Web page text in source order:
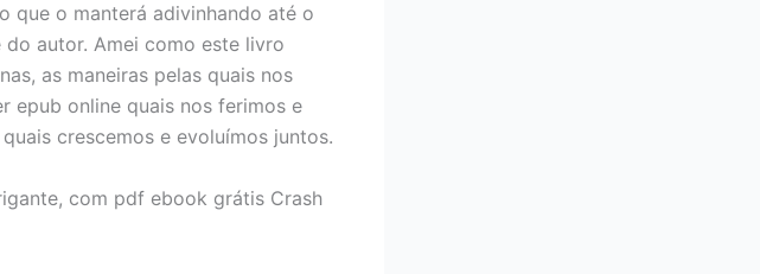
que o manterá adivinhando até o
autor. Amei como este livro
as maneiras pelas quais nos
epub online quais nos ferimos e
crescemos e evoluímos juntos.
com pdf ebook grátis Crash